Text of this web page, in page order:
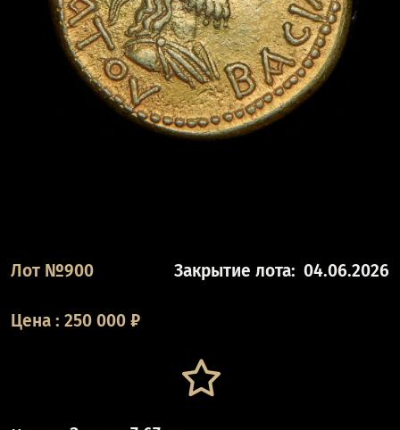
Лот №900 Закрытие лота: 04.06.2026
Цена : 250 000 ₽